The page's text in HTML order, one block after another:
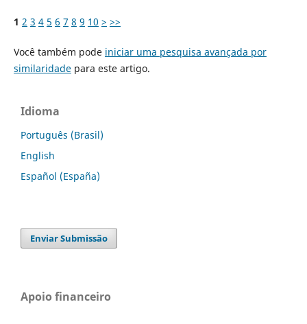
1 2 3 4 5 6 7 8 9 10 > >>
Você também pode iniciar uma pesquisa avançada por
similaridadepara este artigo.
Idioma
Português (Brasil)
English
Español (España)
Enviar Submissão
Apoio financeiro